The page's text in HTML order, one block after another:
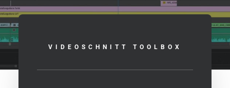
VIDEOSCHNITT TOOLBOX